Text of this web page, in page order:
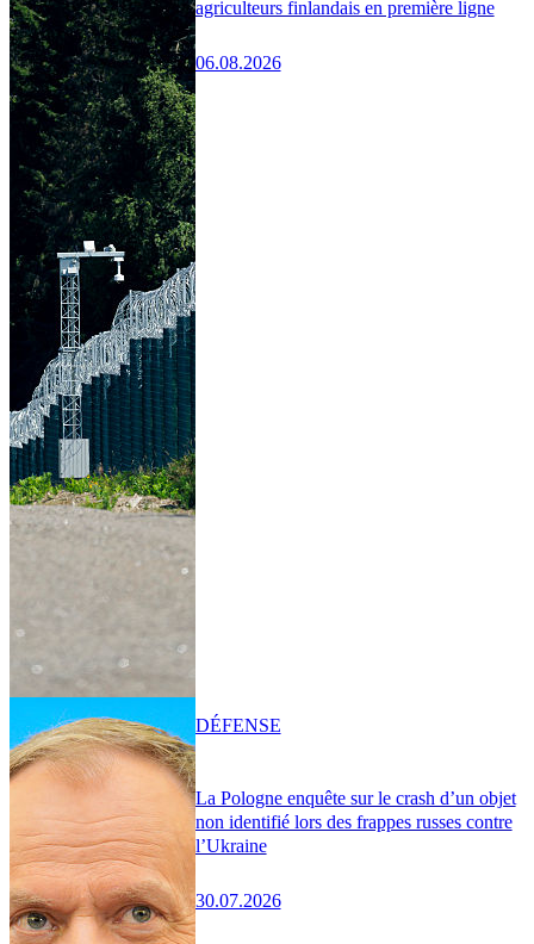
agriculteurs finlandais en première ligne
06.08.2026
La Pologne enquête sur le crash d’un objet
non identifié lors des frappes russes contre
l’Ukraine
30.07.2026
DÉFENSE